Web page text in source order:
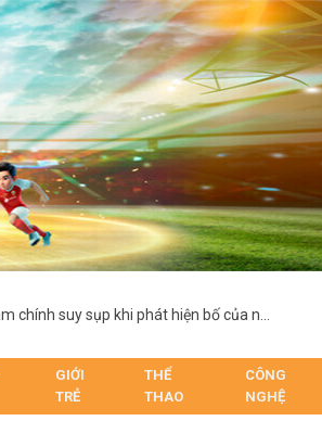
GIỚI
TRẺ
THỂ
THAO
CÔNG
NGHỆ